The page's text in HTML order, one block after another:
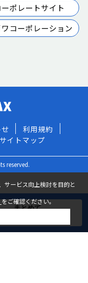
まとめて
ーポレートサイト
コーポレーション
利用規約
サイトマップ
reserved.
サービス向上検討を目的と
をご確認ください。